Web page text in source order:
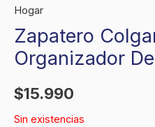
Hogar
Zapatero
Organizador
$15.990
Sin existencias